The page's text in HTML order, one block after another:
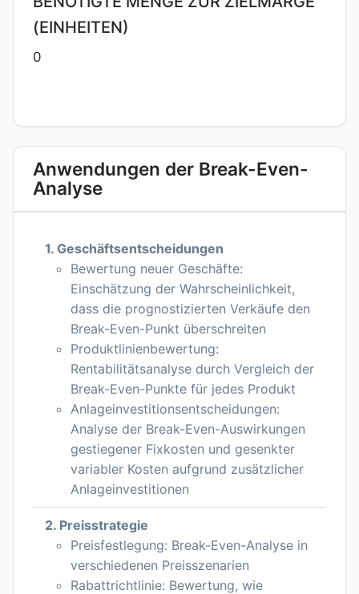
(EINHEITEN)
0
Anwendungen der Break-Even-
Analyse
1. Geschäftsentscheidungen
Bewertung neuer Geschäfte:
Einschätzung der Wahrscheinlichkeit,
dass die prognostizierten Verkäufe den
Break-Even-Punkt überschreiten
Produktlinienbewertung:
Rentabilitätsanalyse durch Vergleich der
Break-Even-Punkte für jedes Produkt
Anlageinvestitionsentscheidungen:
Analyse der Break-Even-Auswirkungen
gestiegener Fixkosten und gesenkter
variabler Kosten aufgrund zusätzlicher
Anlageinvestitionen
2. Preisstrategie
Preisfestlegung: Break-Even-Analyse in
verschiedenen Preisszenarien
Rabattrichtlinie: Bewertung, wie